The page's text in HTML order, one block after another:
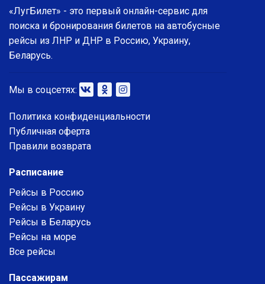
«ЛугБилет» - это первый онлайн-сервис для
поиска и бронирования билетов на автобусные
рейсы из ЛНР и ДНР в Россию, Украину,
Беларусь.
Мы в соцсетях:
Политика конфиденциальности
Публичная оферта
Правили возврата
Расписание
Рейсы в Россию
Рейсы в Украину
Рейсы в Беларусь
Рейсы на море
Все рейсы
Пассажирам